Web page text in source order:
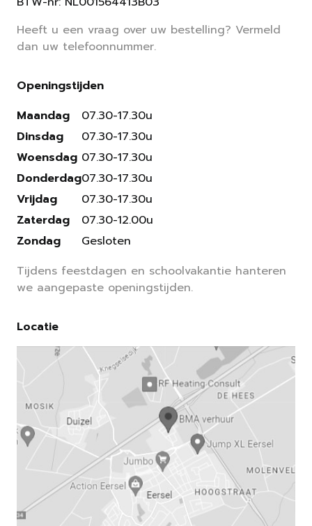
Heeft u een vraag over uw bestelling? Vermeld
dan uw telefoonnummer.
Openingstijden
Maandag
Dinsdag
Woensdag
Donderdag
Vrijdag
Zaterdag
Zondag
07.30-17.30u
07.30-17.30u
07.30-17.30u
07.30-17.30u
07.30-17.30u
07.30-12.00u
Gesloten
Tijdens feestdagen en schoolvakantie hanteren
we aangepaste openingstijden.
Locatie